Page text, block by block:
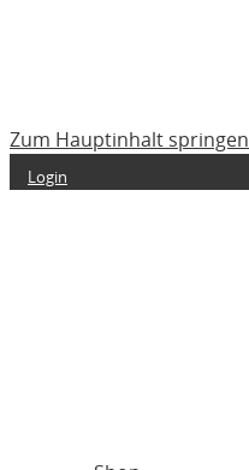
Zum Hauptinhalt springen
Login